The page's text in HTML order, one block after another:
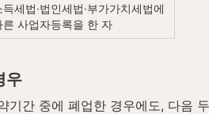
득세법·법인세법·부가가치세법에
른 사업자등록을 한 자
우
기간 중에 폐업한 경우에도, 다음